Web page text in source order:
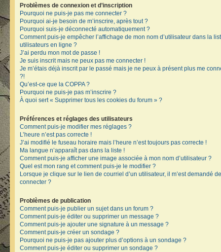
Problèmes de connexion et d’inscription
Pourquoi ne puis-je pas me connecter ?
Pourquoi ai-je besoin de m’inscrire, après tout ?
Pourquoi suis-je déconnecté automatiquement ?
Comment puis-je empêcher l’affichage de mon nom d’utilisateur dans la
utilisateurs en ligne ?
J’ai perdu mon mot de passe !
Je suis inscrit mais ne peux pas me connecter !
Je m’étais déjà inscrit par le passé mais je ne peux à présent plus me
?!
Qu’est-ce que la COPPA ?
Pourquoi ne puis-je pas m’inscrire ?
À quoi sert « Supprimer tous les cookies du forum » ?
Préférences et réglages des utilisateurs
Comment puis-je modifier mes réglages ?
L’heure n’est pas correcte !
J’ai modifié le fuseau horaire mais l’heure n’est toujours pas correcte !
Ma langue n’apparaît pas dans la liste !
Comment puis-je afficher une image associée à mon nom d’utilisateur ?
Quel est mon rang et comment puis-je le modifier ?
Lorsque je clique sur le lien de courriel d’un utilisateur, il m’est demandé
connecter ?
Problèmes de publication
Comment puis-je publier un sujet dans un forum ?
Comment puis-je éditer ou supprimer un message ?
Comment puis-je ajouter une signature à un message ?
Comment puis-je créer un sondage ?
Pourquoi ne puis-je pas ajouter plus d’options à un sondage ?
Comment puis-je éditer ou supprimer un sondage ?